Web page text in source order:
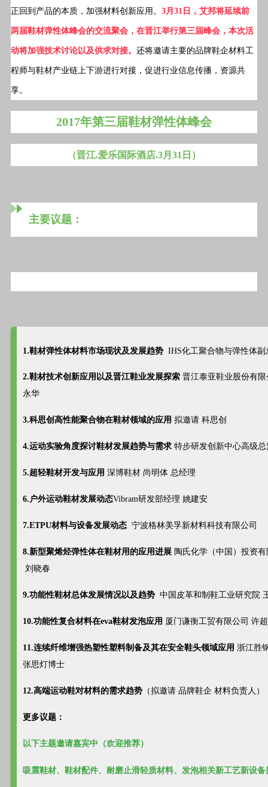
正回到产品的本质，加强材料创新应用。 3月31日，艾邦将延续前
两届鞋材弹性体峰会的交流聚会，在晋江举行第三届峰会，本次活
动将加强技术讨论以及供求对接。 还将邀请主要的品牌鞋企材料工
程师与鞋材产业链上下游进行对接，促进行业信息传播，资源共
享。
2017年第三届鞋材弹性体峰会
（晋江.爱乐国际酒店.3月31日）
主要议题：
1.鞋材弹性体材料市场现状及发展趋势 IHS化工聚合物与弹性体
2.鞋材技术创新应用以及晋江鞋业发展探索 晋江泰亚鞋业股份有
永华
3.科思创高性能聚合物在鞋材领域的应用 拟邀请 科思创
4.运动实验角度探讨鞋材发展趋势与需求 特步研发创新中心高级
5.超轻鞋材开发与应用 深博鞋材 尚明体 总经理
6.户外运动鞋材发展动态Vibram研发部经理 姚建安
7.ETPU材料与设备发展动态 宁波格林美孚新材料科技有限公司
8.新型聚烯烃弹性体在鞋材用的应用进展 陶氏化学（中国）投资
刘晓春
9.功能性鞋材总体发展情况以及趋势 中国皮革和制鞋工业研究院
10.功能性复合材料在eva鞋材发泡应用 厦门谦衡工贸有限公司 许
11.连续纤维增强热塑性塑料制备及其在安全鞋头领域应用 浙江胜
张思灯博士
12.高端运动鞋对材料的需求趋势 （拟邀请 品牌鞋企 材料负责人）
更多议题：
以下主题邀请嘉宾中（欢迎推荐）
吸震鞋材、鞋材配件、耐磨止滑轻质材料、发泡相关新工艺新设备